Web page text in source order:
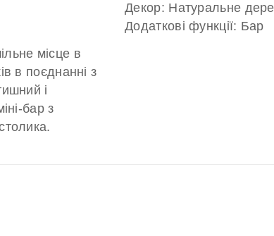
місце в
в поєднанні з
і
бар з
Декор: Натуральне
Додаткові функції: Бар